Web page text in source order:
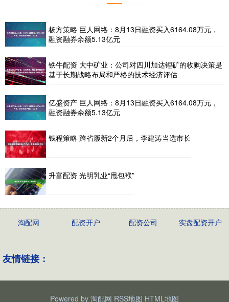
杨方策略 巨人网络：8月13日融资买入6164.08万元，
融资融券余额5.13亿元
铁牛配资 大中矿业：公司对四川加达锂矿的收购决策是
基于长期战略布局和严格的技术经济评估
亿盛资产 巨人网络：8月13日融资买入6164.08万元，
融资融券余额5.13亿元
钱程策略 跨省履新2个月后，李建涛当选市长
升富配资 光明乳业“甩包袱”
淘配网 配资开户 配资公司 实盘配资开户
友情链接：
Powered by 淘配网 RSS地图 HTML地图